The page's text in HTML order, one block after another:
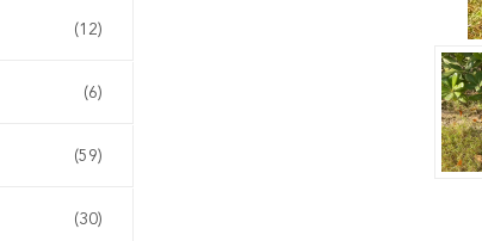
(12)
(6)
(59)
(30)